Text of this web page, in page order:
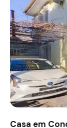
Casa em